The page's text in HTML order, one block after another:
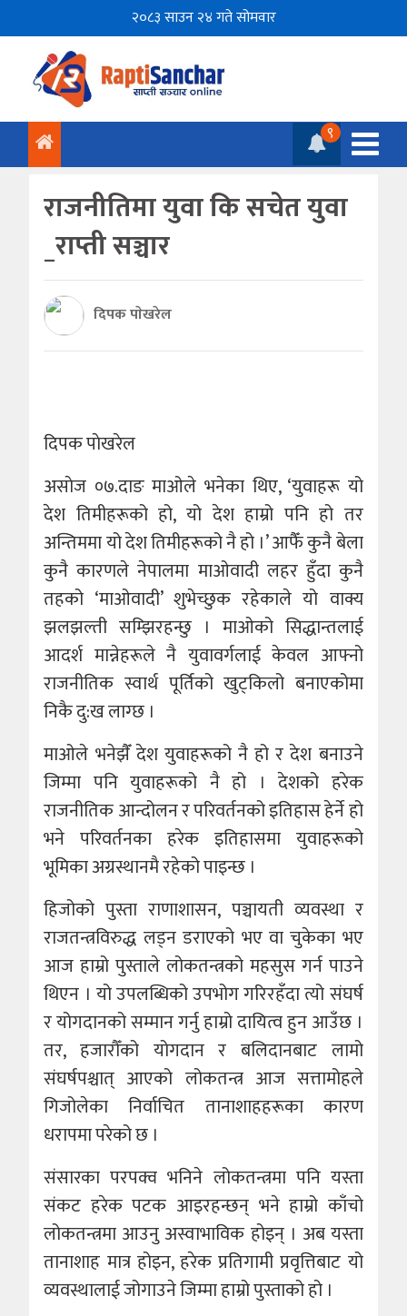
२०८३ साउन २४ गते सोमवार
९
राजनीतिमा युवा कि सचेत युवा
_राप्ती सञ्चार
दिपक पाेखरेल
दिपक पाेखरेल
असाेज ०७.दाङ माओले भनेका थिए, ‘युवाहरू यो
देश तिमीहरूको हो, यो देश हाम्रो पनि हो तर
अन्तिममा यो देश तिमीहरूको नै हो ।’ आफैँ कुनै बेला
कुनै कारणले नेपालमा माओवादी लहर हुँदा कुनै
तहको ‘माओवादी’ शुभेच्छुक रहेकाले यो वाक्य
झलझल्ती सम्झिरहन्छु । माओको सिद्धान्तलाई
आदर्श मान्नेहरूले नै युवावर्गलाई केवल आफ्नो
राजनीतिक स्वार्थ पूर्तिको खुट्किलो बनाएकोमा
निकै दु:ख लाग्छ ।
माओले भनेझैँ देश युवाहरूको नै हो र देश बनाउने
जिम्मा पनि युवाहरूको नै हो । देशको हरेक
राजनीतिक आन्दोलन र परिवर्तनको इतिहास हेर्ने हो
भने परिवर्तनका हरेक इतिहासमा युवाहरूको
भूमिका अग्रस्थानमै रहेको पाइन्छ ।
हिजोको पुस्ता राणाशासन, पञ्चायती व्यवस्था र
राजतन्त्रविरुद्ध लड्न डराएको भए वा चुकेका भए
आज हाम्रो पुस्ताले लोकतन्त्रको महसुस गर्न पाउने
थिएन । यो उपलब्धिको उपभोग गरिरहँदा त्यो संघर्ष
र योगदानको सम्मान गर्नु हाम्रो दायित्व हुन आउँछ ।
तर, हजारौँको योगदान र बलिदानबाट लामो
संघर्षपश्चात् आएको लोकतन्त्र आज सत्तामोहले
गिजोलेका निर्वाचित तानाशाहहरूका कारण
धरापमा परेको छ ।
संसारका परपक्व भनिने लोकतन्त्रमा पनि यस्ता
संकट हरेक पटक आइरहन्छन् भने हाम्रो काँचो
लोकतन्त्रमा आउनु अस्वाभाविक होइन् । अब यस्ता
तानाशाह मात्र होइन, हरेक प्रतिगामी प्रवृत्तिबाट यो
व्यवस्थालाई जोगाउने जिम्मा हाम्रो पुस्ताको हो ।